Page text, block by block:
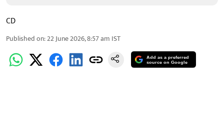
CD
Published on:22 June 2026, 8:57 am IST
Add as a preferred
source on Google